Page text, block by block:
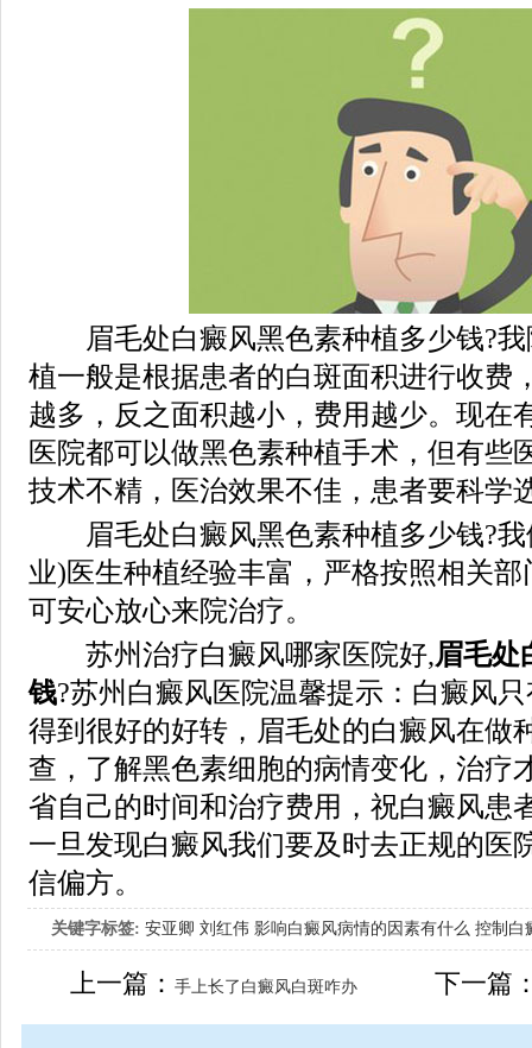
眉毛处白癜风黑色素种植多少钱?我
植一般是根据患者的白斑面积进行收费
越多，反之面积越小，费用越少。现在
医院都可以做黑色素种植手术，但有些
技术不精，医治效果不佳，患者要科学
眉毛处白癜风黑色素种植多少钱?我
业)医生种植经验丰富，严格按照相关
可安心放心来院治疗。
苏州治疗白癜风哪家医院好,眉毛处
钱?苏州白癜风医院温馨提示：白癜风
得到很好的好转，眉毛处的白癜风在做
查，了解黑色素细胞的病情变化，治疗
省自己的时间和治疗费用，祝白癜风患
一旦发现白癜风我们要及时去正规的医
信偏方。
关键字标签: 安亚卿 刘红伟 影响白癜风病情的因素有什么 控制白
女生应该如何治疗呢
上一篇：手上长了白癜风白斑咋办 下一篇